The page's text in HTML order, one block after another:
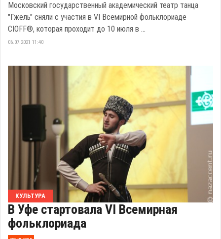
Московский государственный академический театр танца
"Гжель" сняли с участия в VI Всемирной фольклориаде
CIOFF®, которая проходит до 10 июля в ...
06.07.2021 11:40
КУЛЬТУРА
В Уфе стартовала VI Всемирная
фольклориада